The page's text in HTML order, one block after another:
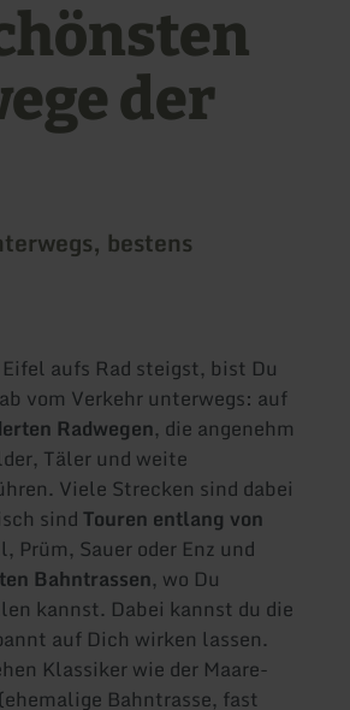
der
bestens
aufs Rad steigst, bist Du
vom Verkehr unterwegs: auf
Radwegen, die angenehm
Täler und weite
Viele Strecken sind dabei
sindTouren entlang von
Prüm, Sauer oder Enz und
Bahntrassen, wo Du
kannst. Dabei kannst du die
auf Dich wirken lassen.
Klassiker wie der Maare-
Bahntrasse, fast